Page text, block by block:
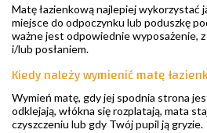
Matę łazienkową najlepiej wykorzystać
miejsce do odpoczynku lub poduszkę
ważne jest odpowiednie wyposażenie,
i/lub posłaniem.
Kiedy należy wymienić matę
Wymień matę, gdy jej spodnia strona
odklejają, włókna się rozplatają, mata
czyszczeniu lub gdy Twój pupil ją gryzie.